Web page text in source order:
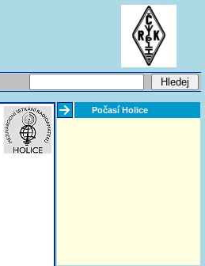
Počasí Holice